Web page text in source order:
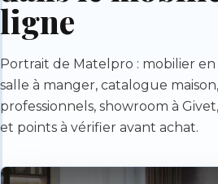
ligne
Portrait de Matelpro : mobilier
salle à manger, catalogue
professionnels, showroom à
et points à vérifier avant achat.